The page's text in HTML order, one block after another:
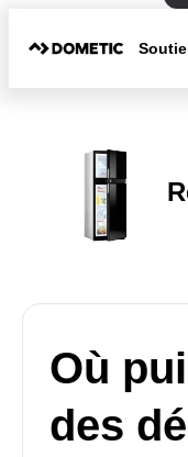
Où
des